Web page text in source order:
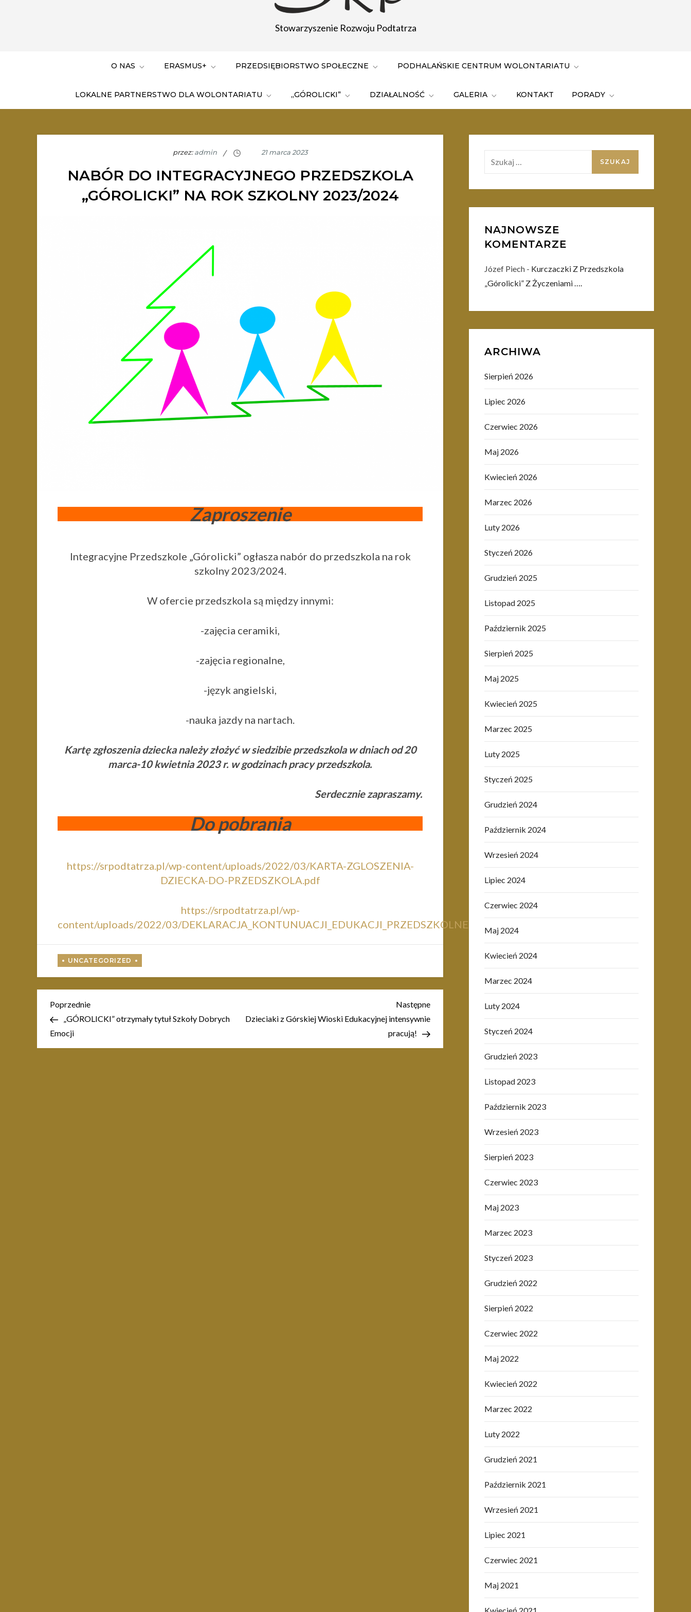
Stowarzyszenie Rozwoju Podtatrza
O NAS ERASMUS+ PRZEDSIĘBIORSTWO SPOŁECZNE PODHALAŃSKIE CENTRUM WOLONTARIATU
LOKALNE PARTNERSTWO DLA WOLONTARIATU „GÓROLICKI” DZIAŁALNOŚĆ GALERIA KONTAKT PORADY
przez:admin
NABÓR DO INTEGRACYJNEGO PRZEDSZKOLA
„GÓROLICKI” NA ROK SZKOLNY 2023/2024
Zaproszenie
Integracyjne Przedszkole „Górolicki” ogłasza nabór do przedszkola na rok
szkolny 2023/2024.
W ofercie przedszkola są między innymi:
-zajęcia ceramiki,
-zajęcia regionalne,
-język angielski,
-nauka jazdy na nartach.
Kartę zgłoszenia dziecka należy złożyć w siedzibie przedszkola w dniach od 20
marca-10 kwietnia 2023 r. w godzinach pracy przedszkola.
Serdecznie zapraszamy.
Do pobrania
https://srpodtatrza.pl/wp-content/uploads/2022/03/KARTA-ZGLOSZENIA-
DZIECKA-DO-PRZEDSZKOLA.pdf
https://srpodtatrza.pl/wp-
content/uploads/2022/03/DEKLARACJA_KONTUNUACJI_EDUKACJI_PRZEDSZKOLNEJ.pdf
Nawigacja
wpisu
Poprzedni
wpis
Poprzednie
„GÓROLICKI” otrzymały tytuł Szkoły Dobrych
Emocji
Następny
wpis
Następne
Dzieciaki z Górskiej Wioski Edukacyjnej intensywnie
pracują!
NAJNOWSZE
KOMENTARZE
Józef Piech - Kurczaczki Z Przedszkola
„Górolicki” Z Życzeniami ….
ARCHIWA
Sierpień 2026
Lipiec 2026
Czerwiec 2026
Maj 2026
Kwiecień 2026
Marzec 2026
Luty 2026
Styczeń 2026
Grudzień 2025
Listopad 2025
Październik 2025
Sierpień 2025
Maj 2025
Kwiecień 2025
Marzec 2025
Luty 2025
Styczeń 2025
Grudzień 2024
Październik 2024
Wrzesień 2024
Lipiec 2024
Czerwiec 2024
Maj 2024
Kwiecień 2024
Marzec 2024
Luty 2024
Styczeń 2024
Grudzień 2023
Listopad 2023
Październik 2023
Wrzesień 2023
Sierpień 2023
Czerwiec 2023
Maj 2023
Marzec 2023
Styczeń 2023
Grudzień 2022
Sierpień 2022
Czerwiec 2022
Maj 2022
Kwiecień 2022
Marzec 2022
Luty 2022
Grudzień 2021
Październik 2021
Wrzesień 2021
Lipiec 2021
Czerwiec 2021
Maj 2021